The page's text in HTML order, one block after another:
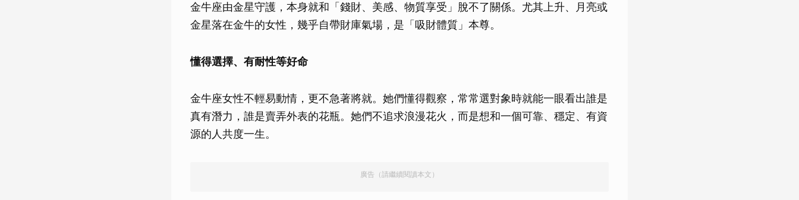
金牛座由金星守護，本身就和「錢財、美感、物質享受」脫不了關係。尤其上升、月亮或
金星落在金牛的女性，幾乎自帶財庫氣場，是「吸財體質」本尊。
懂得選擇、有耐性等好命
金牛座女性不輕易動情，更不急著將就。她們懂得觀察，常常選對象時就能一眼看出誰是
真有潛力，誰是賣弄外表的花瓶。她們不追求浪漫花火，而是想和一個可靠、穩定、有資
源的人共度一生。
廣告（請繼續閱讀本文）